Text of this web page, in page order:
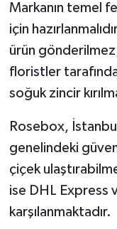
Markanın temel
için
ürün
floristler
soğuk zincir
Rosebox,
genelindeki
çiçek
ise DHL Express
karşılanmaktadır.